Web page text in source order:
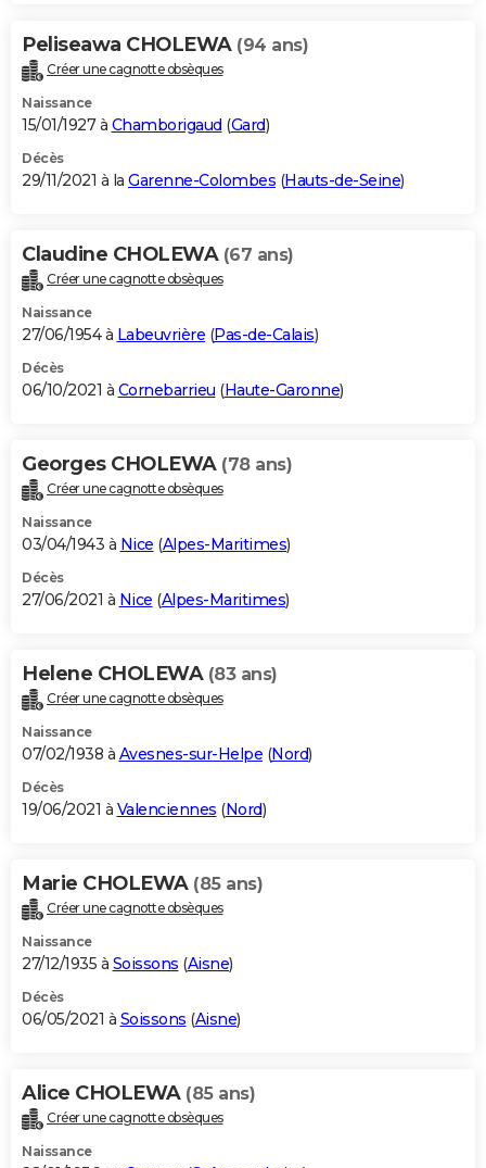
Peliseawa CHOLEWA (94 ans)
Créer une cagnotte obsèques
Naissance
15/01/1927 à Chamborigaud (Gard)
Décès
29/11/2021 à la Garenne-Colombes (Hauts-de-Seine)
Claudine CHOLEWA (67 ans)
Créer une cagnotte obsèques
Naissance
27/06/1954 à Labeuvrière (Pas-de-Calais)
Décès
06/10/2021 à Cornebarrieu (Haute-Garonne)
Georges CHOLEWA (78 ans)
Créer une cagnotte obsèques
Naissance
03/04/1943 à Nice (Alpes-Maritimes)
Décès
27/06/2021 à Nice (Alpes-Maritimes)
Helene CHOLEWA (83 ans)
Créer une cagnotte obsèques
Naissance
07/02/1938 à Avesnes-sur-Helpe (Nord)
Décès
19/06/2021 à Valenciennes (Nord)
Marie CHOLEWA (85 ans)
Créer une cagnotte obsèques
Naissance
27/12/1935 à Soissons (Aisne)
Décès
06/05/2021 à Soissons (Aisne)
Alice CHOLEWA (85 ans)
Créer une cagnotte obsèques
Naissance